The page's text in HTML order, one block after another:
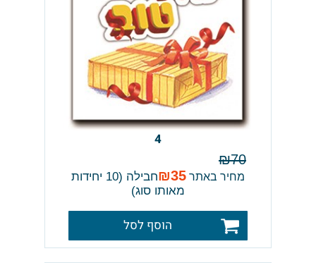
4
₪70
מחיר באתר ₪35
חבילה (10 יחידות
מאותו סוג)
הוסף לסל